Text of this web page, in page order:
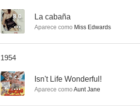
8.0 La cabaña
Aparece como Miss Edwards
1954
-- Isn't Life Wonderful!
Aparece como Aunt Jane